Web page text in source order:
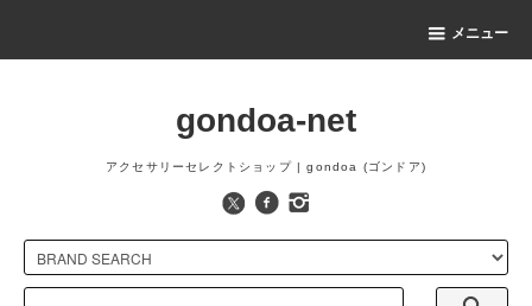
メニュー
gondoa-net
アクセサリーセレクトショップ | gondoa (ゴンドア)